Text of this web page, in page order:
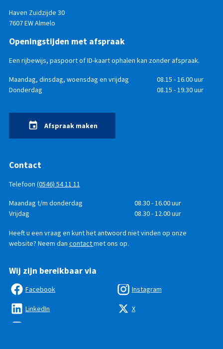
Haven Zuidzijde 30
7607 EW Almelo
Openingstijden met afspraak
Een rijbewijs, paspoort of ID-kaart ophalen kan zonder afspraak.
Openingstijden
DagTijd
Maandag, dinsdag, woensdag en vrijdag
08.15 - 16.00 uur
Donderdag
08.15 - 19.30 uur
Afspraak maken
Contact
Telefoon (0546) 54 11 11
Telefonisch
bereikbaar
DagTijd
Maandag t/m donderdag
08.30 - 16.00 uur
Vrijdag
08.30 - 12.00 uur
Heeft u een vraag en kunt het antwoord niet vinden op onze
website? Neem dan contactmet ons op.
Wij zijn bereikbaar via
Facebook
LinkedIn
Instagram
X